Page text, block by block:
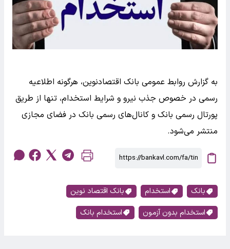
به گزارش روابط عمومی بانک اقتصادنوین، هرگونه اطلاعیه
رسمی در خصوص جذب نیرو و شرایط استخدام، تنها از طریق
پورتال رسمی بانک و کانال‌های رسمی بانک در فضای مجازی
منتشر می‌شود.
بانک استخدام
بانک اقتصاد نوین
استخدام بدون آزمون
استخدام بانک